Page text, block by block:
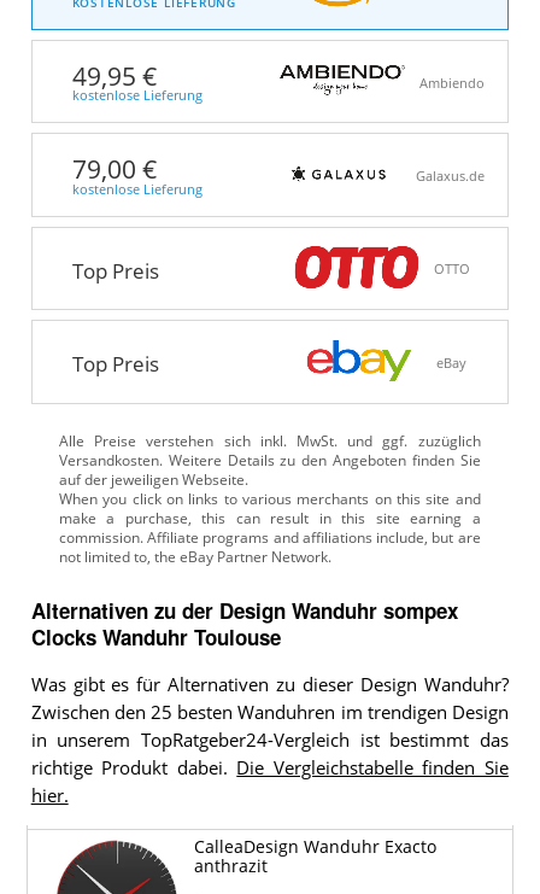
49,95 €
kostenlose Lieferung
Ambiendo
79,00 €
kostenlose Lieferung
Galaxus.de
Top Preis OTTO
Top Preis eBay
Alle Preise verstehen sich inkl. MwSt. und ggf. zuzüglich
Versandkosten. Weitere Details zu den Angeboten finden Sie
auf der jeweiligen Webseite.
Alternativen zu der Design Wanduhr sompex
Clocks Wanduhr Toulouse
Was gibt es für Alternativen zu dieser Design Wanduhr?
Zwischen den 25 besten Wanduhren im trendigen Design
in unserem TopRatgeber24-Vergleich ist bestimmt das
richtige Produkt dabei. Die Vergleichstabelle finden Sie
hier.
CalleaDesign Wanduhr Exacto
anthrazit